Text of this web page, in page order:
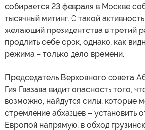
собирается 23 февраля в Москве
тысячный митинг. С такой
желающий президентства в третий
продлить себе срок, однако, как
режима – только дело времени.
Председатель Верховного совета
Гия Гвазава видит опасность того,
возможно, найдутся силы, которые
стремление абхазцев – установить
Европой напрямую, в обход